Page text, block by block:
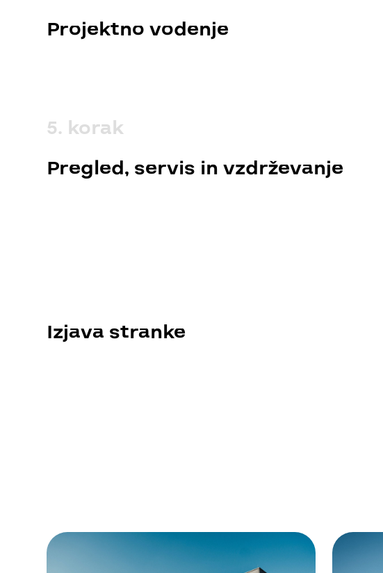
POVPRAŠEVANJE
Projektno vodenje
5. korak
Pregled, servis in vzdrževanje
Izjava stranke